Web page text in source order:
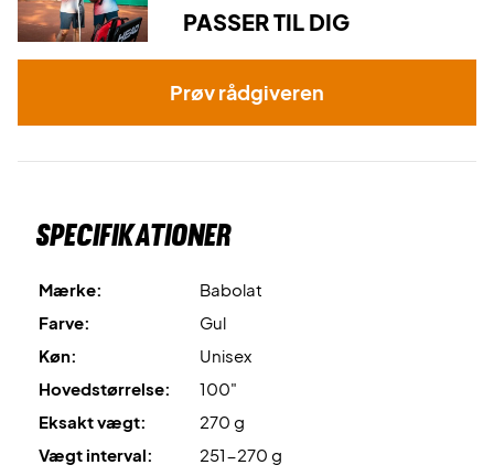
PASSER TIL DIG
Prøv rådgiveren
Specifikationer
Mærke:
Babolat
Farve:
Gul
Køn:
Unisex
Hovedstørrelse:
100"
Eksakt vægt:
270 g
Vægt interval:
251-270 g